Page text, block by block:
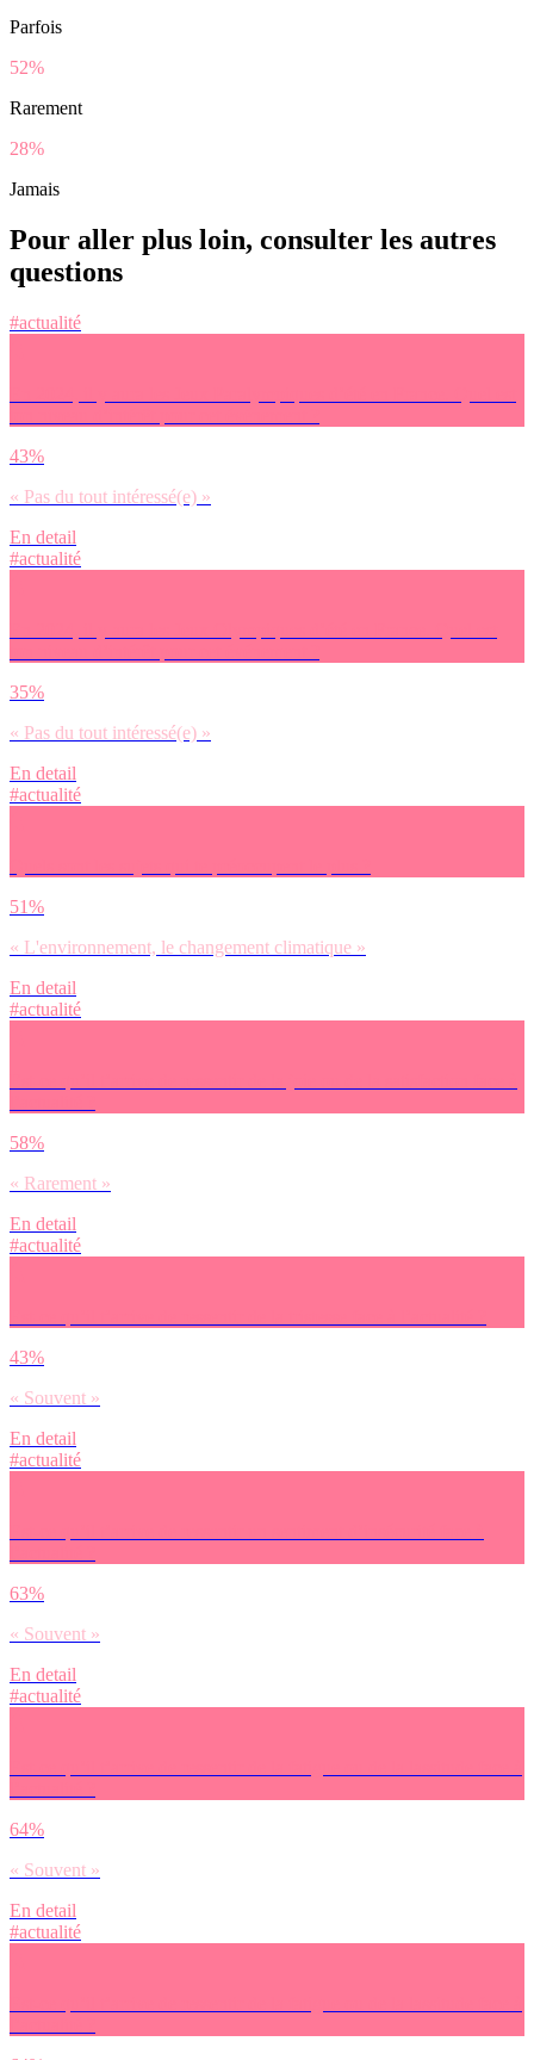
Parfois
52%
Rarement
28%
Jamais
Pour aller plus loin, consulter les autres
questions
#actualité
43%
« Pas du tout intéressé(e) »
En detail
#actualité
35%
« Pas du tout intéressé(e) »
En detail
#actualité
51%
« L'environnement, le changement climatique »
En detail
#actualité
58%
« Rarement »
En detail
#actualité
43%
« Souvent »
En detail
#actualité
63%
« Souvent »
En detail
#actualité
64%
« Souvent »
En detail
#actualité